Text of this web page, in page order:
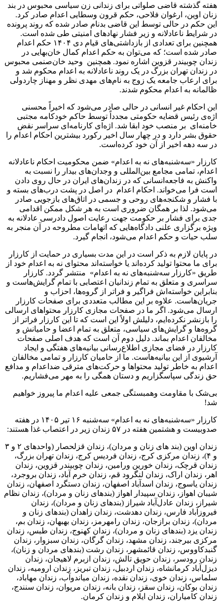
هفته گذشته قاضی صلواتی برای زندانی زن سیاسی محبوس در بند
زنان اوین، ارغوان فلاحی، حکم قرون وسطایی اعدام صادر کرد.
این حکم در حالی توسط این قاضی بدنام صادر شده که روند پرونده
در شرایط ناعادلانه و زیر فشار نهادهای امنیتی طی شده است.
همچنین برای تعدادی از بازداشتی‌های قیام دی ۱۴۰۴ حکم اعدام
صادر شده است؛ که می‌توان به حکم اعدام کمال خان‌بهایی در
زندان چوبیندر قزوین اشاره نمود. همچنین وحید خان‌صنمی محبوس
در زندان تهران بزرگ در یک روند ناعادلانه به اعدام محکوم شد و
برای ارعاب جامعه یک زوج به نام‌های مهدی نظر و مهناز چاردولی
ظالمانه به اعدام محکوم شدند.
این احکام غیر انسانی در حالی صادر می‌شود که اخیراً محسنی
اژه‌ی رئیس قضایه حکومتی مجدداً توسط حاکم خودکامه مجتبی
خامنه‌‌ای بر منصب خود ابقا شد. اژه‌ای کارنامه‌ای سراسر نقض
حقوق بشر دارد و در چهار سال اخیر رکورد بیشترین احکام اعدام را
در سه دهه اخیر از آن خود کرده‌است.
کارزار «سه‌شنبه‌های نه به اعدام» ضمن محکومیت احکام ناعادلانه
اعدام، تمامی مجامع بین‌المللی و وجدان‌های بیدار را نسبت به
واکنش به فاجعه‌انسانی که در زندان‌های ایران در حال روی دادن
است فرا می‌خواند. احکام اعدام در اصل در پشت‌ درب‌های بسته و
با فشار و شکنجه‌های روحی و جسمی در اتاق‌های بازجویی صادر
می‌شود. لذا بر همگان ضروری است به هر شکل ممکن اقدامی
جدی برای فشار بر حکومت جهت رعایت اصول دادرسی عادلانه به
ویژه برگزاری علنی دادگاه‌هایی که اتهامات مطروحه در آن منجر به
سلب حیات و حکم اعدام می‌شود، انجام گیرد.
در پایان لازم به ذکر است در این مدت بسیاری در حمایت از کارزار
برای ما محتوا تولید کرده‌اند یا خواسته‌اند محتوای نه به اعدام خود از
طریق «کارزار سه‌شنبه‌های نه به اعدام» منتشر گردد. کارزار
سراسری و متعلق به تمام زندانیان اعتصابی با تمام گرایش‌هاست و
بنابراین خواسته‌اش فراگیر و فراتر از گروه‌ها، احزاب و
جریان‌هاست. علاوه بر این مطالب متعددی برای صفحات کارزار
ارسال می‌شود. اگر ما در صفحات مجازی کارزار محتواهای ارسالی
را بازنشر نکرده‌ایم، دلیلش اولاً این است که تا این کارزار فراتر از
گروه‌ها و گرایش‌های سیاسی، متعلق به تمام اعضا و حامیانش و
مخالفان اعدام بماند. دلیل دوم آن است که هدف اصلی صفحات
کارزار در فضای مجازی اطلاع‌رسانی بیانیه‌های هفتگی و ایجاد
آرشیوی از این بیانیه‌هاست. ما از حامیان کارزار و تمامی مخالفان
اعدام به خاطر تولید محتواها و حرکت‌های مترقی ضداعدام و مدافع
حق زندگی سپاسگزاریم و دستان همگی را به مهر می‌فشاریم.
بی‌شک با مقاومت وهمبستگی جمعی علیه اعدام ما پیروز خواهیم
شد!
کارزار «سه‌شنبه‌های نه به اعدام» سه‌شنبه ۱۶ تیر ۱۴۰۵ در هفته
صدوبیست و هشتمین هفته در ۵۷ زندان زیر در اعتصاب غذا هستند:
زندان اوین (بند های زنان و مردان)، زندان قزلحصار (واحدهای ۲ و ۳
و ۴)، زندان مرکزی کرج، زندان فردیس کرج، زندان تهران بزرگ،
زندان قرچک، زندان خورین ورامین، زندان چوبیندر قزوین، زندان
اهر، زندان اراک، زندان لنگرود قم، زندان خرم آباد، زندان بروجرد،
زندان یاسوج، زندان اسدآباد اصفهان، زندان دستگرد اصفهان، زندان
شیبان اهواز، زندان سپیدار اهواز (بندهای زنان و مردان)، زندان نظام
شیراز، زندان عادل‌آباد شیراز (بندهای زنان و مردان)، زندان
فیروزآباد فارس، زندان دهدشت، زندان زاهدان (بندهای زنان و
مردان)، زندان برازجان، زندان رامهرمز، زندان بهبهان، زندان بم،
زندان یزد (بندهای زنان و مردان)، زندان کهنوج، زندان طبس، زندان
مرکزی بیرجند، زندان مشهد، زندان گرگان، زندان سبزوار، زندان
گنبدکاووس، زندان قائمشهر، زندان رشت (بندهای مردان و زنان)،
زندان رودسر، زندان حویق تالش، زندان ازبرم لاهیجان، زندان
دیزل‌آباد کرمانشاه، زندان اردبیل، زندان تبریز، زندان ارومیه، زندان
سلماس، زندان خوی، زندان نقده، زندان میاندوآب، زندان مهاباد،
زندان بوکان، زندان سقز، زندان بانه، زندان مریوان، زندان سنندج،
زندان کامیاران، زندان ایلام و زندان کرمان.